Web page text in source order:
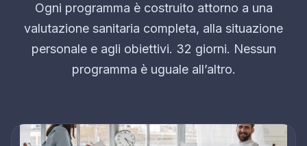
Ogni programma è costruito attorno a una
valutazione sanitaria completa, alla situazione
personale e agli obiettivi. 32 giorni. Nessun
programma è uguale all’altro.